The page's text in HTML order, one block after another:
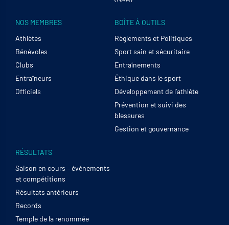
NOS MEMBRES
Athlètes
Bénévoles
Clubs
Entraîneurs
Officiels
BOÎTE À OUTILS
Règlements et Politiques
Sport sain et sécuritaire
Entraînements
Éthique dans le sport
Développement de l’athlète
Prévention et suivi des
blessures
Gestion et gouvernance
RÉSULTATS
Saison en cours – événements
et compétitions
Résultats antérieurs
Records
Temple de la renommée